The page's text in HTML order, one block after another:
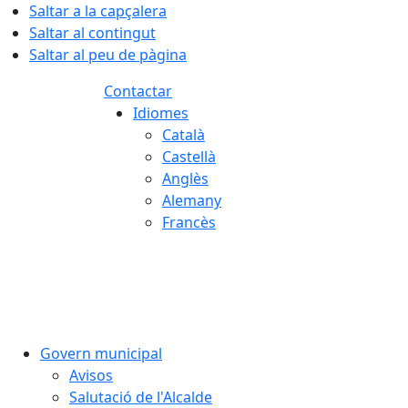
Saltar a la capçalera
Saltar al contingut
Saltar al peu de pàgina
Contactar
Idiomes
Català
Castellà
Anglès
Alemany
Francès
Govern municipal
Avisos
Salutació de l'Alcalde